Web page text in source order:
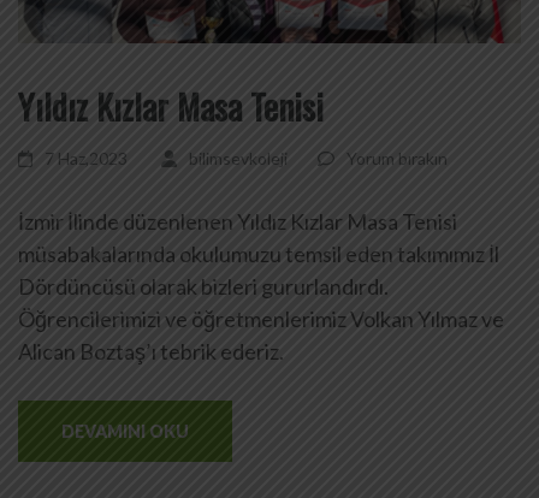
Yıldız Kızlar Masa Tenisi
7 Haz,2023 bilimsevkoleji Yorum bırakın
İzmir İlinde düzenlenen Yıldız Kızlar Masa Tenisi
müsabakalarında okulumuzu temsil eden takımımız İl
Dördüncüsü olarak bizleri gururlandırdı.
Öğrencilerimizi ve öğretmenlerimiz Volkan Yılmaz ve
Alican Boztaş’ı tebrik ederiz.
DEVAMINI OKU